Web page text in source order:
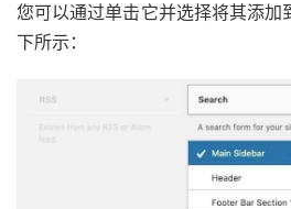
您可以通过单击它并选择将其添加
下所示：